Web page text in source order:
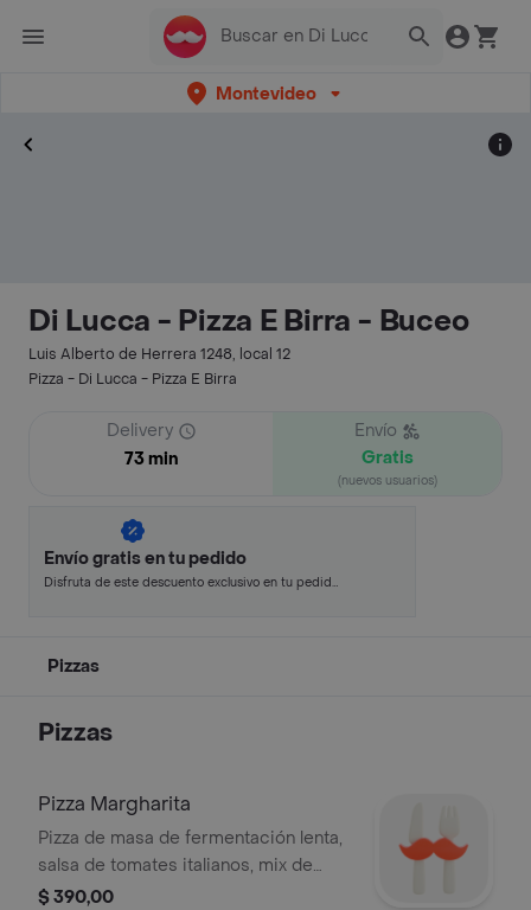
Montevideo
Di Lucca - Pizza E Birra - Buceo
Luis Alberto de Herrera 1248, local 12
Pizza - Di Lucca - Pizza E Birra
Delivery
73 min
Envío
Gratis
(nuevos usuarios)
Envío gratis en tu pedido
Disfruta de este descuento exclusivo en tu pedido
Pizzas
Pizzas
Pizza Margharita
Pizza de masa de fermentación lenta,
salsa de tomates italianos, mix de
muzzarella, quartirolo.
$ 390,00